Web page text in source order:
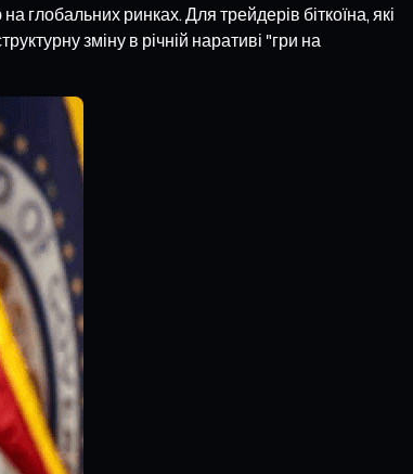
глобальних ринках. Для трейдерів біткоїна, які
зміну в річній наративі "гри на